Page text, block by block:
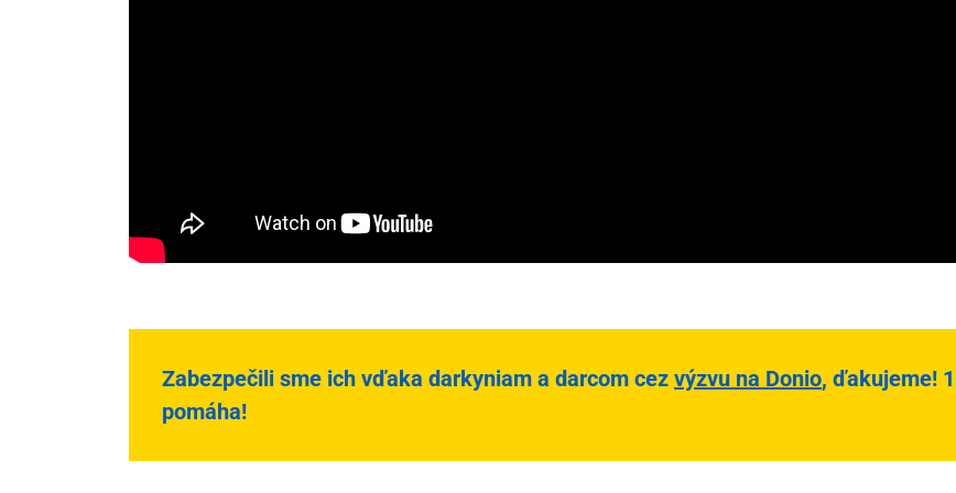
Zabezpečili sme ich vďaka darkyniam a darcom cez výzvu na Donio, ďakujeme!
pomáha!